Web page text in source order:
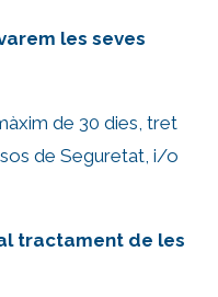
les seves
de 30 dies, tret
de Seguretat, i/o
tractament de les